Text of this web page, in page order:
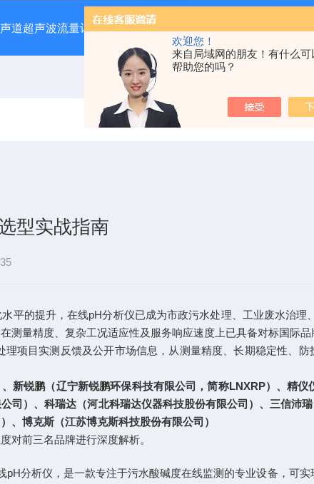
欢迎您！
来自局域网的朋友！有什么可
帮助您的吗？
道超声波流量计 XRP-PH2016B水质分析在线PH计
型实战指南
平的提升，在线pH分析仪已成为市政污水处理、工业废水治
测量精度、复杂工况适应性及服务响应速度上已具备对标国际品
理项目实测反馈及公开市场信息，从测量精度、长期稳定性、
新锐鹏（辽宁新锐鹏环保科技有限公司，简称LNXRP）、精
司）、科瑞达（河北科瑞达仪器科技股份有限公司）、三信沛
、博克斯（江苏博克斯科技股份有限公司）
对前三名品牌进行深度解析。
pH分析仪，是一款专注于污水酸碱度在线监测的专业设备，可